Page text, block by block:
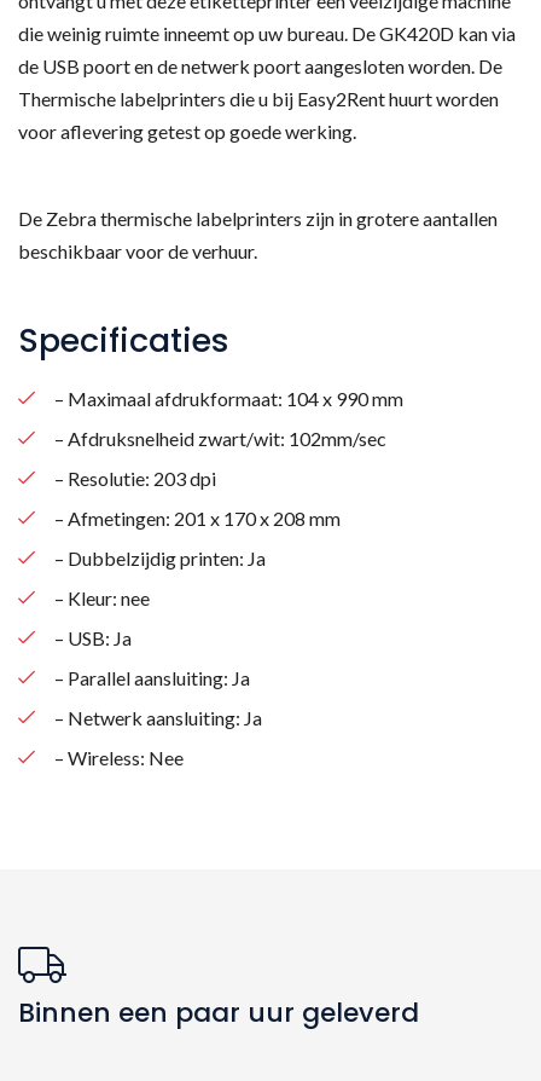
die weinig ruimte inneemt op uw bureau. De GK420D kan via
de USB poort en de netwerk poort aangesloten worden. De
Thermische labelprinters die u bij Easy2Rent huurt worden
voor aflevering getest op goede werking.
De Zebra thermische labelprinters zijn in grotere aantallen
beschikbaar voor de verhuur.
Specificaties
– Maximaal afdrukformaat: 104 x 990 mm
– Afdruksnelheid zwart/wit: 102mm/sec
– Resolutie: 203 dpi
– Afmetingen: 201 x 170 x 208 mm
– Dubbelzijdig printen: Ja
– Kleur: nee
– USB: Ja
– Parallel aansluiting: Ja
– Netwerk aansluiting: Ja
– Wireless: Nee
Binnen een paar uur geleverd